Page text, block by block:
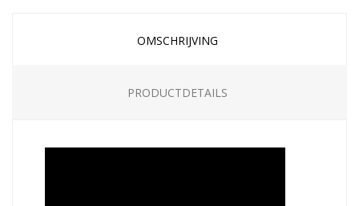
OMSCHRIJVING
PRODUCTDETAILS